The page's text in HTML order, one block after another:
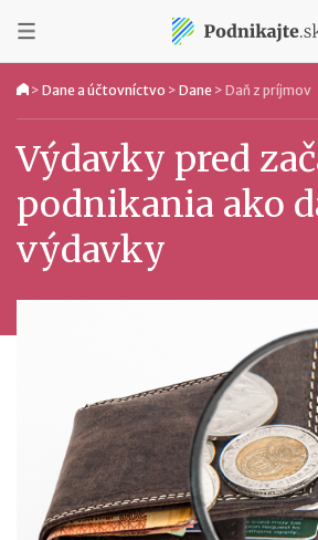
> Dane a účtovníctvo > Dane > Daň z príjmov
Výdavky pred
podnikania ako
výdavky